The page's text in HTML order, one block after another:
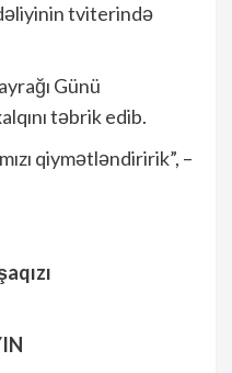
tviterində
Günü
təbrik edib.
qiymətləndiririk”, –